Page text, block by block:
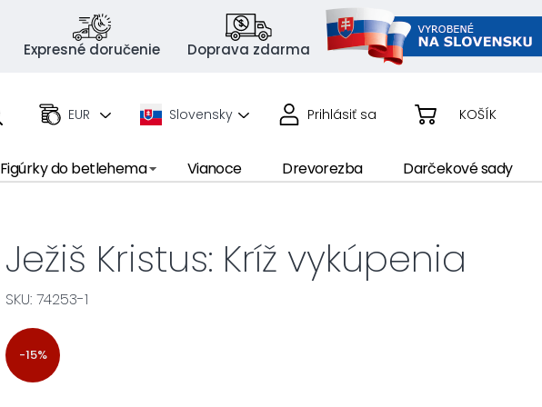
Expresné doručenie Doprava zdarma
EUR Slovensky Prihlásiť sa KOŠÍK
Figúrky do betlehema Vianoce Drevorezba
Darčekové sady
Ježiš Kristus: Kríž vykúpenia
SKU: 74253-1
-15%